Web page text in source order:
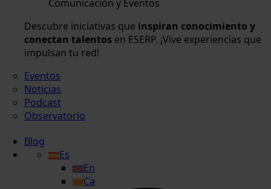
Comunicación y Eventos
Descubre iniciativas que inspiran conocimiento y
conectan talentos en ESERP. ¡Vive experiencias que
impulsan tu red!
Eventos
Noticias
Podcast
Observatorio
Blog
Es
En
Ca